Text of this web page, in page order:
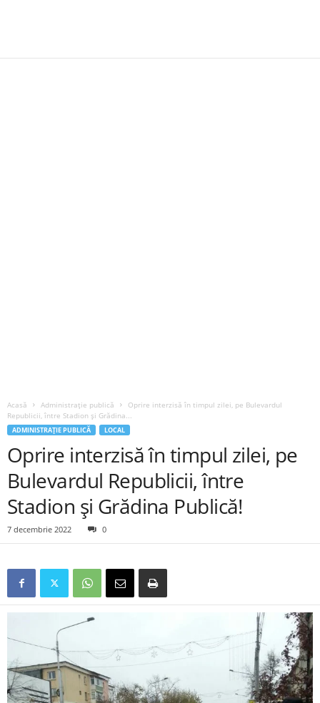
Acasă Administrație publică
Oprire interzisă în timpul zilei, pe Bulevardul
Republicii, între Stadion și Grădina...
ADMINISTRAȚIE PUBLICĂ LOCAL
Oprire interzisă în timpul zilei, pe
Bulevardul Republicii, între
Stadion și Grădina Publică!
7 decembrie 2022 0